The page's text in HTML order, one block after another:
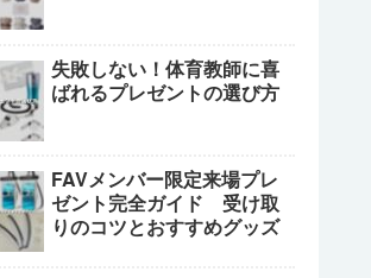
失敗しない！体育教師に喜
ばれるプレゼントの選び方
FAVメンバー限定来場プレ
ゼント完全ガイド 受け取
りのコツとおすすめグッズ